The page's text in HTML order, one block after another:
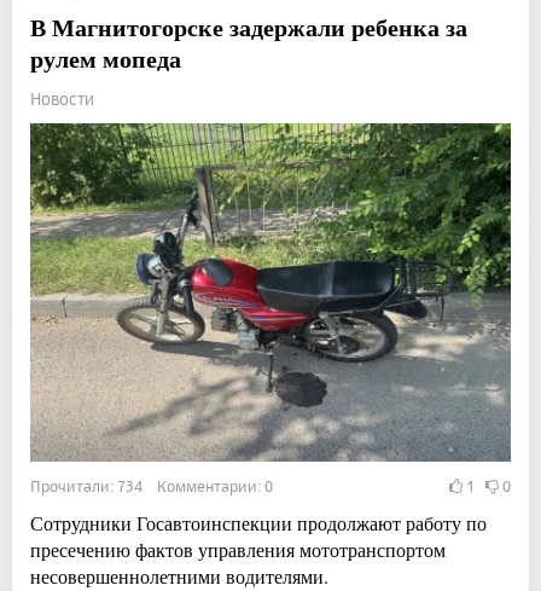
В Магнитогорске задержали ребенка за
рулем мопеда
Новости
Прочитали: 734 Комментарии: 0 1 0
Сотрудники Госавтоинспекции продолжают работу по
пресечению фактов управления мототранспортом
несовершеннолетними водителями.